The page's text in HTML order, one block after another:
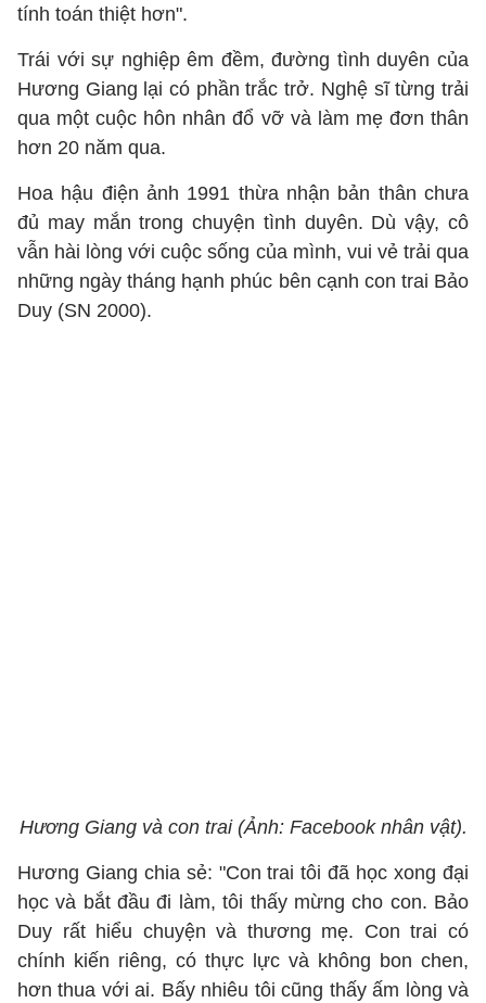
tính toán thiệt hơn".
Trái với sự nghiệp êm đềm, đường tình duyên của
Hương Giang lại có phần trắc trở. Nghệ sĩ từng trải
qua một cuộc hôn nhân đổ vỡ và làm mẹ đơn thân
hơn 20 năm qua.
Hoa hậu điện ảnh 1991 thừa nhận bản thân chưa
đủ may mắn trong chuyện tình duyên. Dù vậy, cô
vẫn hài lòng với cuộc sống của mình, vui vẻ trải qua
những ngày tháng hạnh phúc bên cạnh con trai Bảo
Duy (SN 2000).
Hương Giang và con trai (Ảnh: Facebook nhân vật).
Hương Giang chia sẻ: "Con trai tôi đã học xong đại
học và bắt đầu đi làm, tôi thấy mừng cho con. Bảo
Duy rất hiểu chuyện và thương mẹ. Con trai có
chính kiến riêng, có thực lực và không bon chen,
hơn thua với ai. Bấy nhiêu tôi cũng thấy ấm lòng và